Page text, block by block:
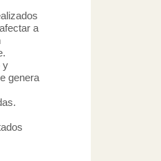
a
y
genera